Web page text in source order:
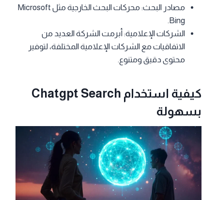
مصادر البحث: محركات البحث الخارجية مثل Microsoft
Bing.
الشركات الإعلامية: أبرمت الشركة العديد من
الاتفاقيات مع الشركات الإعلامية المختلفة، لتوفير
محتوى دقيق ومتنوع.
كيفية استخدام Chatgpt Search
بسهولة